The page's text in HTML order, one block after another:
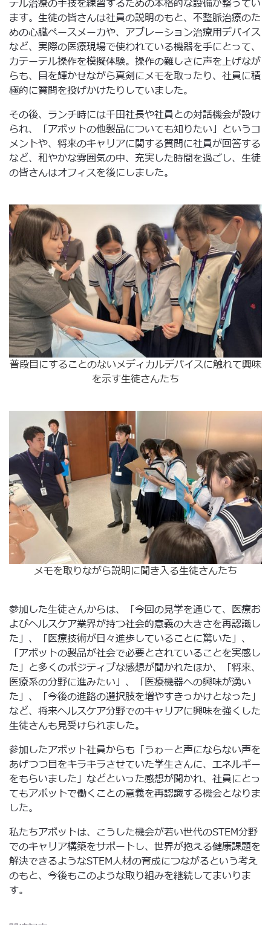
テル治療の手技を練習するための本格的な設備が整ってい
ます。生徒の皆さんは社員の説明のもと、不整脈治療のた
めの心臓ペースメーカや、アブレーション治療用デバイス
など、実際の医療現場で使われている機器を手にとって、
カテーテル操作を模擬体験。操作の難しさに声を上げなが
らも、目を輝かせながら真剣にメモを取ったり、社員に積
極的に質問を投げかけたりしていました。
その後、ランチ時には千田社長や社員との対話機会が設け
られ、「アボットの他製品についても知りたい」というコ
メントや、将来のキャリアに関する質問に社員が回答する
など、和やかな雰囲気の中、充実した時間を過ごし、生徒
の皆さんはオフィスを後にしました。
普段目にすることのないメディカルデバイスに触れて興味
を示す生徒さんたち
メモを取りながら説明に聞き入る生徒さんたち
参加した生徒さんからは、「今回の見学を通じて、医療お
よびヘルスケア業界が持つ社会的意義の大きさを再認識し
た」、「医療技術が日々進歩していることに驚いた」、
「アボットの製品が社会で必要とされていることを実感し
た」と多くのポジティブな感想が聞かれたほか、「将来、
医療系の分野に進みたい」、「医療機器への興味が湧い
た」、「今後の進路の選択肢を増やすきっかけとなった」
など、将来ヘルスケア分野でのキャリアに興味を強くした
生徒さんも見受けられました。
参加したアボット社員からも「うゎーと声にならない声を
あげつつ目をキラキラさせていた学生さんに、エネルギー
をもらいました」などといった感想が聞かれ、社員にとっ
てもアボットで働くことの意義を再認識する機会となりま
した。
私たちアボットは、こうした機会が若い世代のSTEM分野
でのキャリア構築をサポートし、世界が抱える健康課題を
解決できるようなSTEM人材の育成につながるという考え
のもと、今後もこのような取り組みを継続してまいりま
す。